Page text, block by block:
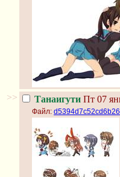
>> Танаигути Пт 07
Файл: